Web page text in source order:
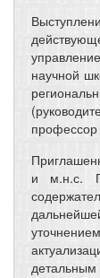
научной
и м.н.с.